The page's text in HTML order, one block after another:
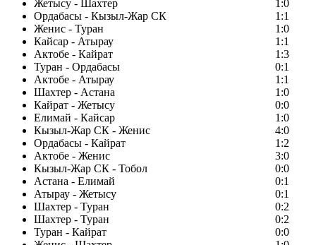
Жетысу - Шахтер
1:0
Ордабасы - Кызыл-Жар СК
1:1
Женис - Туран
1:0
Кайсар - Атырау
1:1
Актобе - Кайрат
1:3
Туран - Ордабасы
0:1
Актобе - Атырау
1:1
Шахтер - Астана
1:0
Кайрат - Жетысу
0:0
Елимай - Кайсар
1:0
Кызыл-Жар СК - Женис
4:0
Ордабасы - Кайрат
1:2
Актобе - Женис
3:0
Кызыл-Жар СК - Тобол
0:0
Астана - Елимай
0:1
Атырау - Жетысу
0:1
Шахтер - Туран
0:2
Шахтер - Туран
0:2
Туран - Кайрат
0:0